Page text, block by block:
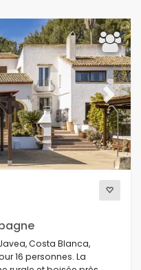
Next
Costa Blanca,
16 personnes. La